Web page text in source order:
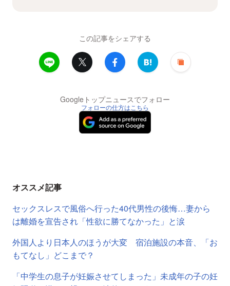
この記事をシェアする
Googleトップニュースでフォロー
フォローの仕方はこちら
オススメ記事
セックスレスで風俗へ行った40代男性の後悔…妻から
は離婚を宣告され「性欲に勝てなかった」と涙
外国人より日本人のほうが大変 宿泊施設の本音、「お
もてなし」どこまで？
「中学生の息子が妊娠させてしまった」未成年の子の妊